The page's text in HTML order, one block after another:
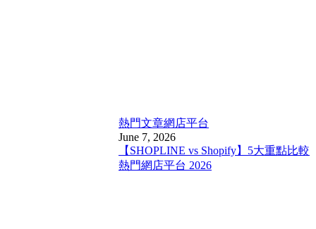
熱門文章網店平台
June 7, 2026
【SHOPLINE vs Shopify】5大重點比較
熱門網店平台 2026